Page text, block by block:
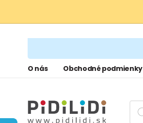
O nás Obchodné podmienky